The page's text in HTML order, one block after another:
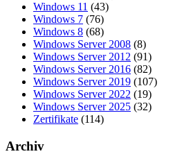
Windows 11 (43)
Windows 7 (76)
Windows 8 (68)
Windows Server 2008 (8)
Windows Server 2012 (91)
Windows Server 2016 (82)
Windows Server 2019 (107)
Windows Server 2022 (19)
Windows Server 2025 (32)
Zertifikate (114)
Archiv